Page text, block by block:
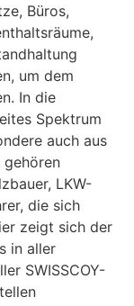
Büros,
um dem
In die
Spektrum
auch aus
gehören
LKW-
die sich
zeigt sich der
in aller
SWISSCOY-